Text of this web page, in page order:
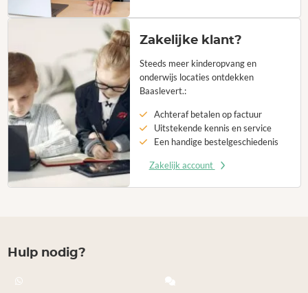
Zakelijke klant?
Steeds meer kinderopvang en
onderwijs locaties ontdekken
Baaslevert.:
Achteraf betalen op factuur
Uitstekende kennis en service
Een handige bestelgeschiedenis
Zakelijk account
Hulp nodig?